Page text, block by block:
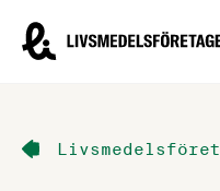
Livsmedelsföretagen –